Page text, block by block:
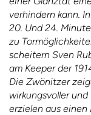
verhindern kann.
20. Und 24.
zu
scheitern Sven
am Keeper der
Die Zwönitzer
wirkungsvoller und
erzielen aus einen